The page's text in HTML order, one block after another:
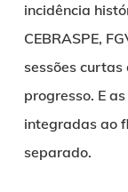
incidência
CEBRASPE,
sessões curtas
progresso. E
integradas ao
separado.